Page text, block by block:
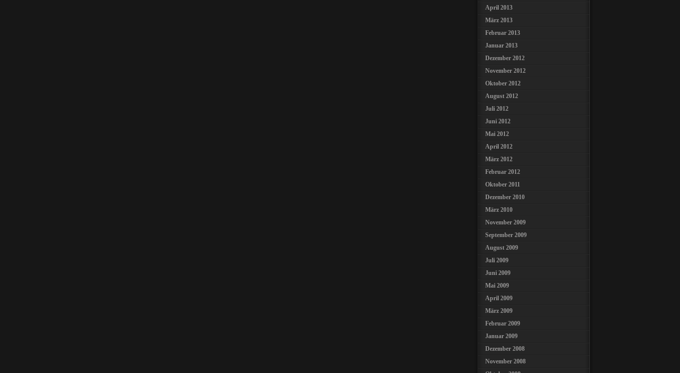
April 2013
März 2013
Februar 2013
Januar 2013
Dezember 2012
November 2012
Oktober 2012
August 2012
Juli 2012
Juni 2012
Mai 2012
April 2012
März 2012
Februar 2012
Oktober 2011
Dezember 2010
März 2010
November 2009
September 2009
August 2009
Juli 2009
Juni 2009
Mai 2009
April 2009
März 2009
Februar 2009
Januar 2009
Dezember 2008
November 2008